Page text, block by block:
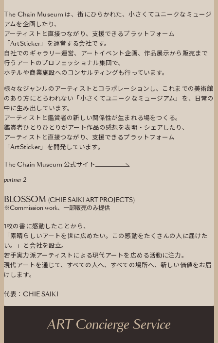
The Chain Museum は、街にひらかれた、小さくてユニークなミュージ
アムを企画したり、
アーティストと直接つながり、支援できるプラットフォーム
「ArtSticker」を運営する会社です。
自社でのギャラリー運営、アートイベント企画、作品展示から販売まで
行うアートのプロフェッショナル集団で、
ホテルや商業施設へのコンサルティングも行っています。
様々なジャンルのアーティストとコラボレーションし、これまでの美術館
のあり方にとらわれない「小さくてユニークなミュージアム」を、日常の
中に生み出しています。
アーティストと鑑賞者の新しい関係性が生まれる場をつくる。
鑑賞者ひとりひとりがアート作品の感想を表明・シェアしたり、
アーティストと直接つながり、支援できるプラットフォーム
「ArtSticker」を開発しています。
The Chain Museum 公式サイト
partner 2
BLOSSOM (CHIE SAIKI ART PROJECTS)
※Commission work、一部販売のみ提供
1枚の書に感動したことから、
「素晴らしいアートを世に広めたい。この感動をたくさんの人に届けた
い。」と会社を設立。
若手実力派アーティストによる現代アートを広める活動に注力。
現代アートを通じて、すべての人へ、すべての場所へ、新しい価値をお届
けします。
代表：CHIE SAIKI
ART Concierge Service